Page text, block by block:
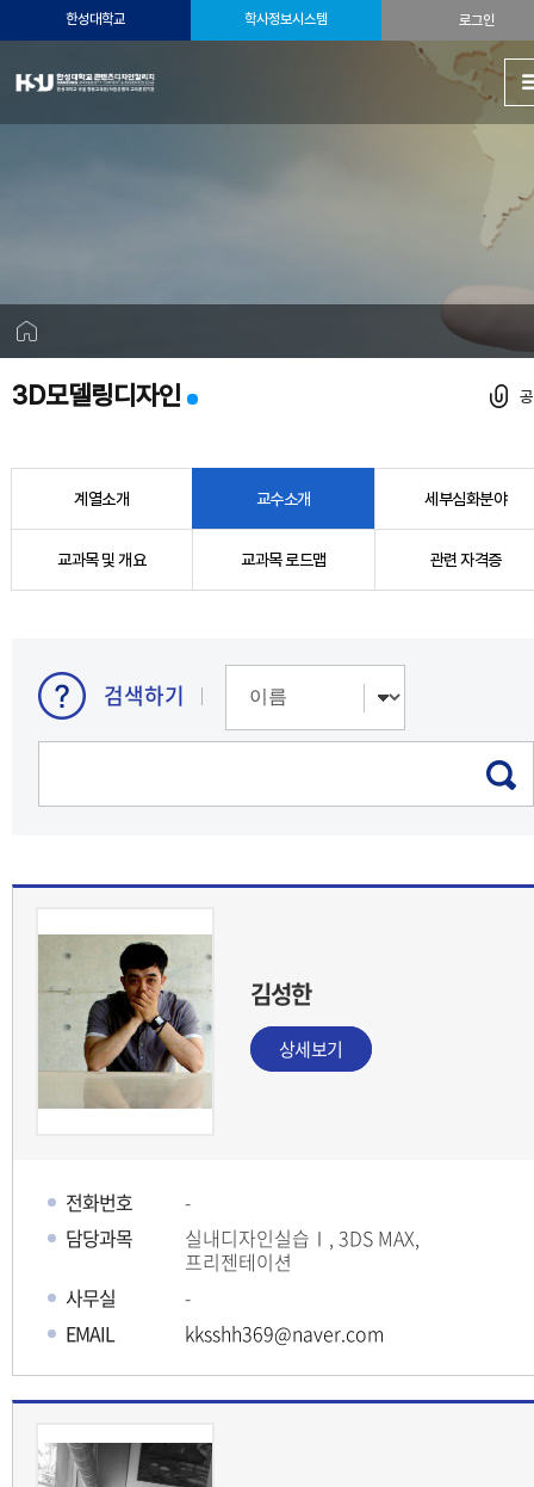
한성대학교 학사정보시스템 로그인
3D모델링디자인
계열소개 교수소개 세부심화분야
교과목 및 개요 교과목 로드맵 관련 자격증
검색하기
김성한
상세보기
전화번호
-
담당과목
실내디자인실습Ⅰ, 3DS MAX,
프리젠테이션
사무실
-
EMAIL
kksshh369@naver.com